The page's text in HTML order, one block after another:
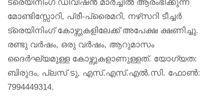
ട്രെയിനിംഗ് ഡിവിഷന്‍ മാര്‍ച്ചില്‍ ആരംഭിക്കുന്ന
മോണ്ടിസ്സോറി, പ്രീ-പ്രൈമറി, നഴ്‌സറി ടീച്ചര്‍
ട്രെയിനിംഗ് കോഴ്സുകളിലേക്ക് അപേക്ഷ ക്ഷണിച്ചു.
രണ്ടു വര്‍ഷം, ഒരു വര്‍ഷം, ആറുമാസം
ദൈര്‍ഘ്യമുള്ള കോഴ്സുകളാണുള്ളത്. യോഗ്യത:
ബിരുദം, പ്ലസ് ടു, എസ്.എസ്.എല്‍.സി. ഫോണ്‍:
7994449314.